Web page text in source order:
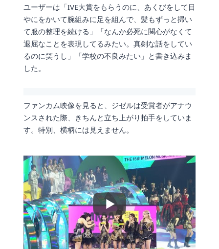
ユーザーは「IVE大賞をもらうのに、あくびをして目
やにをかいて腕組みに足を組んで、髪もずっと掃い
て服の整理を続ける」「なんか必死に関心がなくて
退屈なことを表現してるみたい。真剣な話をしてい
るのに笑うし」「学校の不良みたい」と書き込みま
した。
ファンカム映像を見ると、ジゼルは受賞者がアナウ
ンスされた際、きちんと立ち上がり拍手をしていま
す。特別、横柄には見えません。